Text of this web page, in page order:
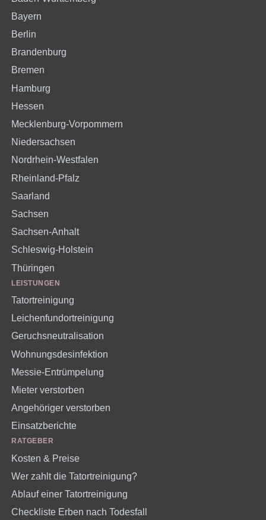
Bayern
Berlin
Brandenburg
Bremen
Hamburg
Hessen
Mecklenburg-Vorpommern
Niedersachsen
Nordrhein-Westfalen
Rheinland-Pfalz
Saarland
Sachsen
Sachsen-Anhalt
Schleswig-Holstein
Thüringen
LEISTUNGEN
Tatortreinigung
Leichenfundortreinigung
Geruchsneutralisation
Wohnungsdesinfektion
Messie-Entrümpelung
Mieter verstorben
Angehöriger verstorben
Einsatzberichte
RATGEBER
Kosten & Preise
Wer zahlt die Tatortreinigung?
Ablauf einer Tatortreinigung
Checkliste Erben nach Todesfall